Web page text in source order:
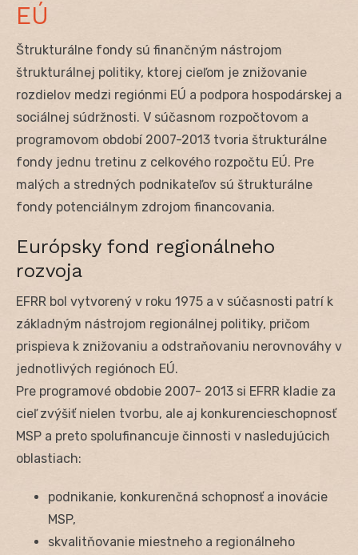
EÚ
Štrukturálne fondy sú finančným nástrojom
štrukturálnej politiky, ktorej cieľom je znižovanie
rozdielov medzi regiónmi EÚ a podpora hospodárskej a
sociálnej súdržnosti. V súčasnom rozpočtovom a
programovom období 2007-2013 tvoria štrukturálne
fondy jednu tretinu z celkového rozpočtu EÚ. Pre
malých a stredných podnikateľov sú štrukturálne
fondy potenciálnym zdrojom financovania.
Európsky fond regionálneho
rozvoja
EFRR bol vytvorený v roku 1975 a v súčasnosti patrí k
základným nástrojom regionálnej politiky, pričom
prispieva k znižovaniu a odstraňovaniu nerovnováhy v
jednotlivých regiónoch EÚ.
Pre programové obdobie 2007- 2013 si EFRR kladie za
cieľ zvýšiť nielen tvorbu, ale aj konkurencieschopnosť
MSP a preto spolufinancuje činnosti v nasledujúcich
oblastiach:
podnikanie, konkurenčná schopnosť a inovácie
MSP,
skvalitňovanie miestneho a regionálneho